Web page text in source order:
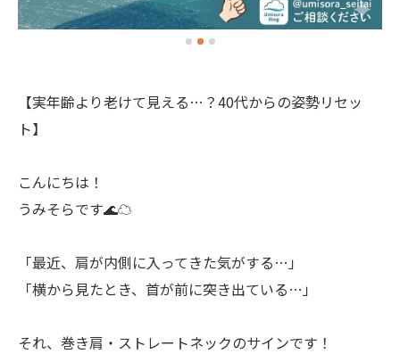
【実年齢より老けて見える…？40代からの姿勢リセッ
ト】
こんにちは！
うみそらです🌊☁
「最近、肩が内側に入ってきた気がする…」
「横から見たとき、首が前に突き出ている…」
それ、巻き肩・ストレートネックのサインです！